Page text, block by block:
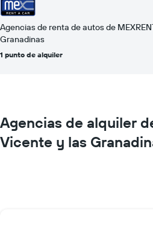
Agencias de renta de autos de
Granadinas
1 punto de alquiler
Agencias de alquiler
Vicente y las